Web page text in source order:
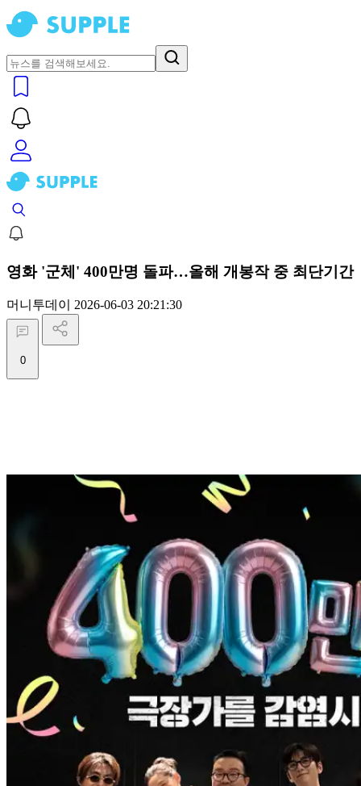
영화 '군체' 400만명 돌파…올해 개봉작 중 최단기간
머니투데이 2026-06-03 20:21:30
0